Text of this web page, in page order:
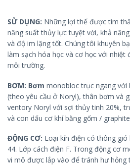
SỬ DỤNG: Những lợi thế được tìm
năng suất thủy lực tuyệt vời, khả
và độ im lặng tốt. Chúng tôi khuyên
làm sạch hóa học và cơ học với
môi trường.
BƠM: Bơm monobloc trục ngang với
(theo yêu cầu ở Noryl), thân bơm và
ventory Noryl với sợi thủy tinh 20%,
và con dấu cơ khí bằng gốm /
ĐỘNG CƠ: Loại kín điện có thông
44. Lớp cách điện F. Trong động cơ
vi mô được lắp vào để tránh hư hỏng